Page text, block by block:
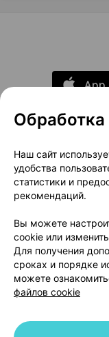
О
Размещение
Способы
Наш сайт
удобства
статистики и
рекомендаций.
Вы можете
cookie или
Для получения
сроках и порядке
можете
файлов cookie